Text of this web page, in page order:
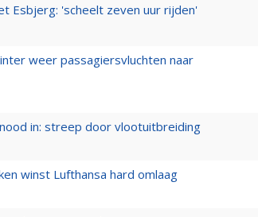
Esbjerg: 'scheelt zeven uur rijden'
weer passagiersvluchten naar
in: streep door vlootuitbreiding
winst Lufthansa hard omlaag